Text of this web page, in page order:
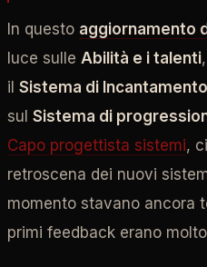
In questo aggiornamento
luce sulle Abilità e i talenti
il Sistema di
sul Sistema di
Capo progettista sistemi,
retroscena dei nuovi
momento stavano ancora
primi feedback erano